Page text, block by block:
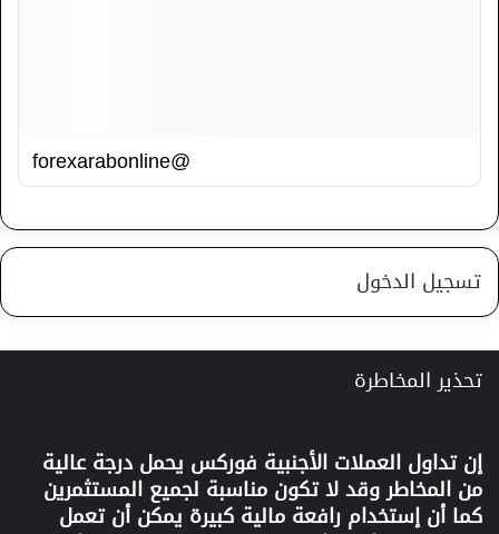
@forexarabonline
تسجيل الدخول
تحذير المخاطرة
إن تداول العملات الأجنبية فوركس يحمل درجة عالية
من المخاطر وقد لا تكون مناسبة لجميع المستثمرين
كما أن إستخدام رافعة مالية كبيرة يمكن أن تعمل